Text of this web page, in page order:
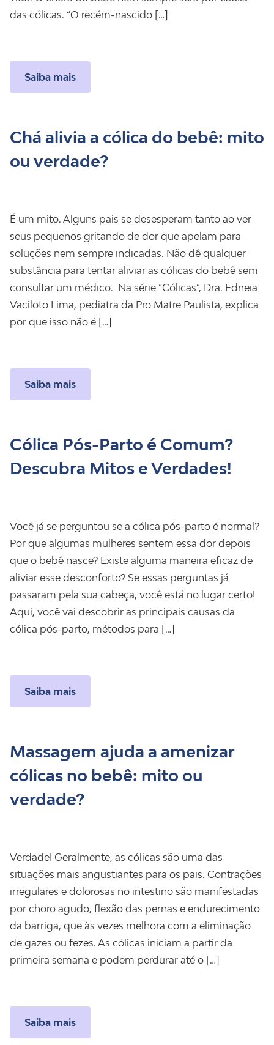
das cólicas. “O recém-nascido […]
Saiba mais
Chá alivia a cólica do bebê: mito
ou verdade?
É um mito. Alguns pais se desesperam tanto ao ver
seus pequenos gritando de dor que apelam para
soluções nem sempre indicadas. Não dê qualquer
substância para tentar aliviar as cólicas do bebê sem
consultar um médico. Na série “Cólicas”, Dra. Edneia
Vaciloto Lima, pediatra da Pro Matre Paulista, explica
por que isso não é […]
Saiba mais
Cólica Pós-Parto é Comum?
Descubra Mitos e Verdades!
Você já se perguntou se a cólica pós-parto é normal?
Por que algumas mulheres sentem essa dor depois
que o bebê nasce? Existe alguma maneira eficaz de
aliviar esse desconforto? Se essas perguntas já
passaram pela sua cabeça, você está no lugar certo!
Aqui, você vai descobrir as principais causas da
cólica pós-parto, métodos para […]
Saiba mais
Massagem ajuda a amenizar
cólicas no bebê: mito ou
verdade?
Verdade! Geralmente, as cólicas são uma das
situações mais angustiantes para os pais. Contrações
irregulares e dolorosas no intestino são manifestadas
por choro agudo, flexão das pernas e endurecimento
da barriga, que às vezes melhora com a eliminação
de gazes ou fezes. As cólicas iniciam a partir da
primeira semana e podem perdurar até o […]
Saiba mais